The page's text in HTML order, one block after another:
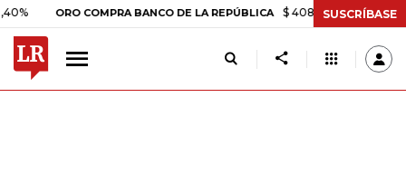
ORO COMPRA BANCO DE LA REPÚBLICA $ 408.498,97 +$ 8.753,81
SUSCRÍBASE